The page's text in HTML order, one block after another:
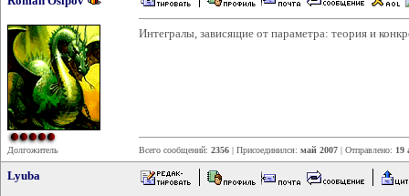
Долгожитель
Интегралы, зависящие от параметра: теория и
Всего сообщений: 2356 | Присоединился: май 2007 | Отправлено: 19
Lyuba